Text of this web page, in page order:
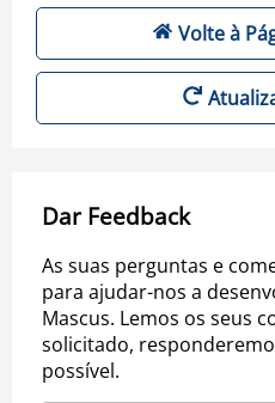
Volte à
Dar Feedback
As suas perguntas e
para ajudar-nos a
Mascus. Lemos os seus
solicitado,
possível.